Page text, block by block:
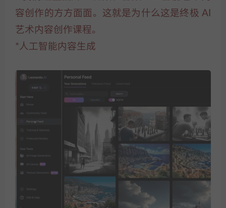
容创作的方方面面。这就是为什么这是终极 AI
艺术内容创作课程。
*人工智能内容生成